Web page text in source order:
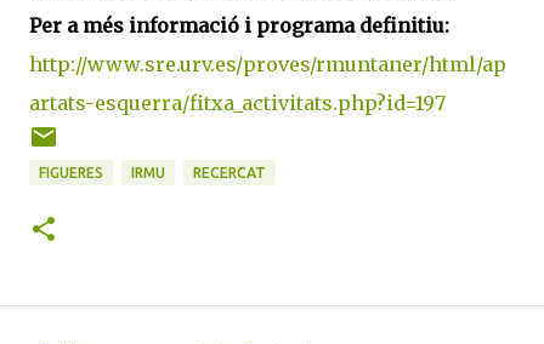
Per a més informació i programa definitiu:
http://www.sre.urv.es/proves/rmuntaner/html/ap
artats-esquerra/fitxa_activitats.php?id=197
FIGUERES IRMU RECERCAT